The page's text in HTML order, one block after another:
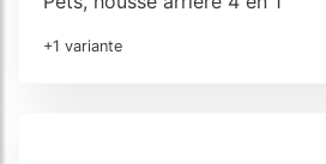
+1 variante